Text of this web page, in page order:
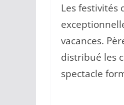
Les festivités
vacances.
distribué les
spectacle